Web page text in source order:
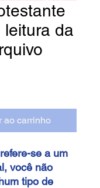
leitura da
ao carrinho
se a um
você não
tipo de